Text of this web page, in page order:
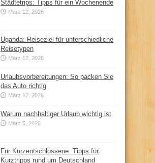
Städtetrips: Tipps für ein Wochenende
März 12, 2026
Uganda: Reiseziel für unterschiedliche
Reisetypen
März 12, 2026
Urlaubsvorbereitungen: So packen Sie
das Auto richtig
März 12, 2026
Warum nachhaltiger Urlaub wichtig ist
März 5, 2026
Für Kurzentschlossene: Tipps für
Kurztripps rund um Deutschland